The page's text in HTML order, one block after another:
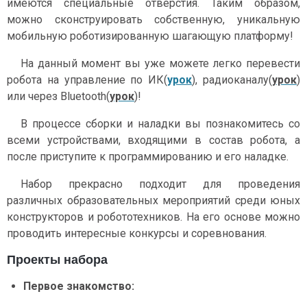
имеются специальные отверстия. Таким образом,
можно сконструировать собственную, уникальную
мобильную роботизированную шагающую платформу!
На данный момент вы уже можете легко перевести
робота на управление по ИК(урок), радиоканалу(урок)
или через Bluetooth(урок)!
В процессе сборки и наладки вы познакомитесь со
всеми устройствами, входящими в состав робота, а
после приступите к программированию и его наладке.
Набор прекрасно подходит для проведения
различных образовательных мероприятий среди юных
конструкторов и робототехников. На его основе можно
проводить интересные конкурсы и соревнования.
Проекты набора
Первое знакомство: